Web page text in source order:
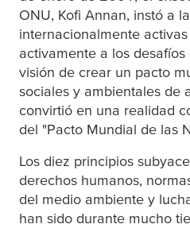
ONU, Kofi Annan, instó a
internacionalmente
activamente a los
visión de crear un pacto
sociales y ambientales de
convirtió en una realidad
del "Pacto Mundial de las
Los diez principios
derechos humanos,
del medio ambiente y
han sido durante mucho